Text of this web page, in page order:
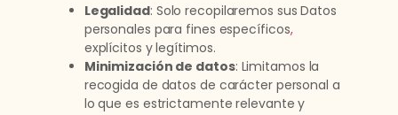
Legalidad: Solo recopilaremos sus Datos
personales para fines específicos,
explícitos y legítimos.
Minimización de datos: Limitamos la
recogida de datos de carácter personal a
lo que es estrictamente relevante y